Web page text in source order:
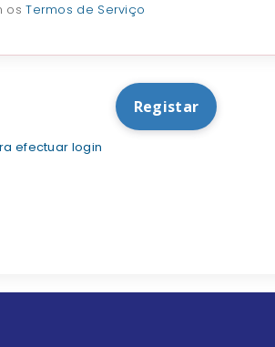
osTermos de Serviço
efectuar login